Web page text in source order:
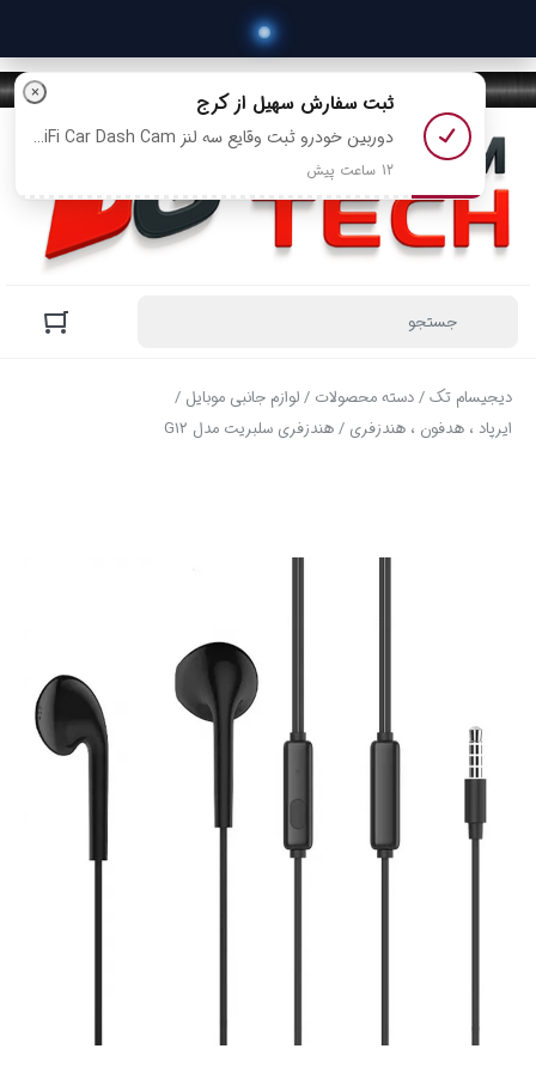
دیجیسام تک/دسته محصولات /لوازم جانبی موبایل /
ایرپاد ، هدفون ، هندزفری / هندزفری سلبریت مدل G12
× ثبت سفارش سهیل از کرج
دوربین خودرو ثبت وقایع سه لنز 4K WiFi Car Dash Cam مدل S2Q رو خرید کرد
12 ساعت پیش